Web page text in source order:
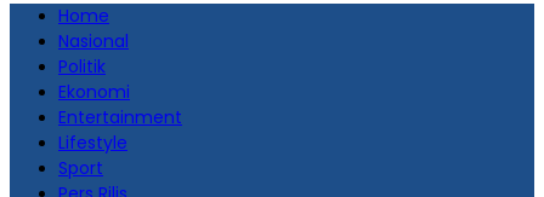
Home
Nasional
Politik
Ekonomi
Entertainment
Lifestyle
Sport